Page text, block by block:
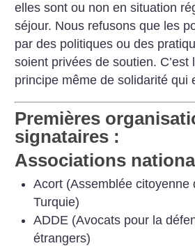
elles sont ou non en situation
séjour. Nous refusons que les
par des politiques ou des
soient privées de soutien. C’est
principe même de solidarité qui
Premières
signataires :
Associations
Acort (Assemblée citoyenne
Turquie)
ADDE (Avocats pour la
étrangers)